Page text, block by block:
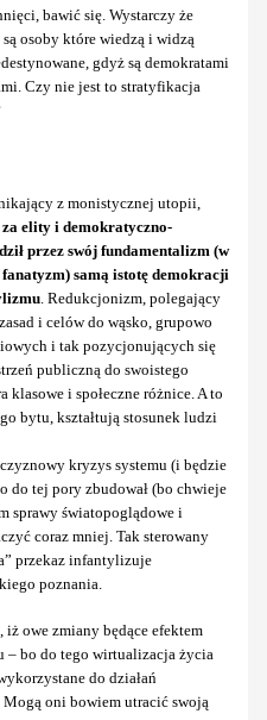
bawić się. Wystarczy że
osoby które wiedzą i widzą
gdyż są demokratami
Czy nie jest to stratyfikacja
z monistycznej utopii,
elity i demokratyczno-
przez swój fundamentalizm (w
samą istotę demokracji
. Redukcjonizm, polegający
i celów do wąsko, grupowo
i tak pozycjonujących się
publiczną do swoistego
klasowe i społeczne różnice. A to
bytu, kształtują stosunek ludzi
kryzys systemu (i będzie
do tej pory zbudował (bo chwieje
sprawy światopoglądowe i
coraz mniej. Tak sterowany
przekaz infantylizuje
poznania.
iż owe zmiany będące efektem
– bo do tego wirtualizacja życia
do działań
oni bowiem utracić swoją